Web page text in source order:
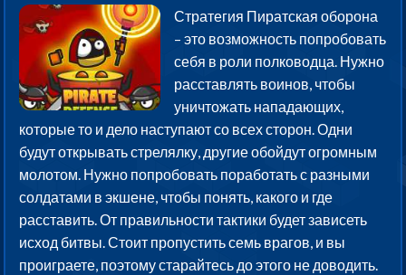
Стратегия Пиратская оборона
– это возможность попробовать
себя в роли полководца. Нужно
расставлять воинов, чтобы
уничтожать нападающих,
которые то и дело наступают со всех сторон. Одни
будут открывать стрелялку, другие обойдут огромным
молотом. Нужно попробовать поработать с разными
солдатами в экшене, чтобы понять, какого и где
расставить. От правильности тактики будет зависеть
исход битвы. Стоит пропустить семь врагов, и вы
проиграете, поэтому старайтесь до этого не доводить.